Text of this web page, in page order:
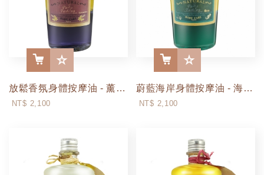
放鬆香氛身體按摩油 - 薰衣草Lavender (250ml / 500ml)
NT$ 2,100
More 蔚藍海岸身體按摩油 - 海洋Ocean (250ml / 500ml)
NT$ 2,100
More